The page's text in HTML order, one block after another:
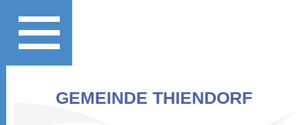
GEMEINDE THIENDORF